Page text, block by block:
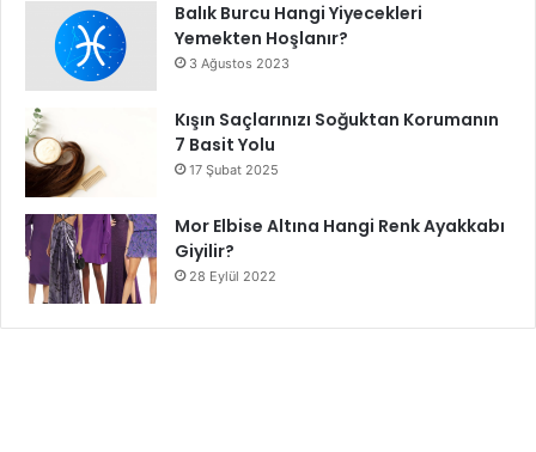
Balık Burcu Hangi Yiyecekleri
Yemekten Hoşlanır?
3 Ağustos 2023
Kışın Saçlarınızı Soğuktan Korumanın
7 Basit Yolu
17 Şubat 2025
Mor Elbise Altına Hangi Renk Ayakkabı
Giyilir?
28 Eylül 2022